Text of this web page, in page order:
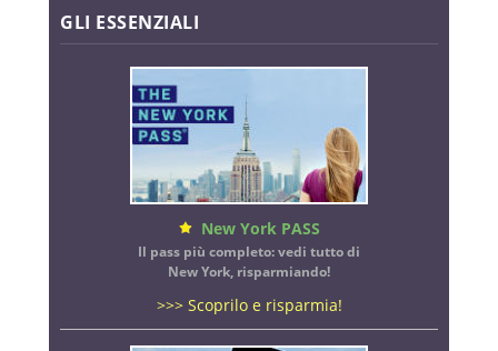
GLI ESSENZIALI
New York PASS
Il pass più completo: vedi tutto di
New York, risparmiando!
>>> Scoprilo e risparmia!